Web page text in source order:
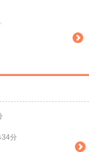
34分